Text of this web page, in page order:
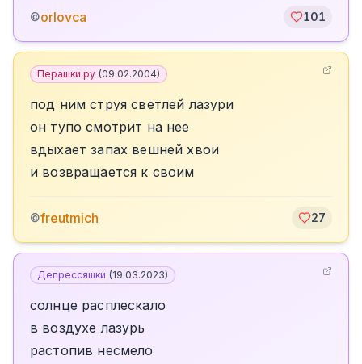
©orlovca 101
Перашки.ру (09.02.2004)
под ним струя светлей лазури
он тупо смотрит на нее
вдыхает запах вешней хвои
и возвращается к своим
©freutmich 27
Депрессяшки (19.03.2023)
солнце расплескало
в воздухе лазурь
растопив несмело